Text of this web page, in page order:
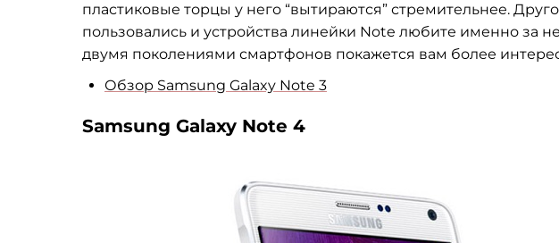
пластиковые торцы у него “вытираются” стремительнее.
пользовались и устройства линейки Note любите именно за
двумя поколениями смартфонов покажется вам более
Обзор Samsung Galaxy Note 3
Samsung Galaxy Note 4